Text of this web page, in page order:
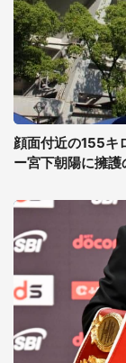
顔面付近の155キ
ー宮下朝陽に擁